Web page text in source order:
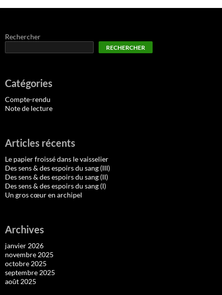
Rechercher
RECHERCHER
Catégories
Compte-rendu
Note de lecture
Articles récents
Le papier froissé dans le vaisselier
Des sens & des espoirs du sang (III)
Des sens & des espoirs du sang (II)
Des sens & des espoirs du sang (I)
Un gros cœur en archipel
Archives
janvier 2026
novembre 2025
octobre 2025
septembre 2025
août 2025